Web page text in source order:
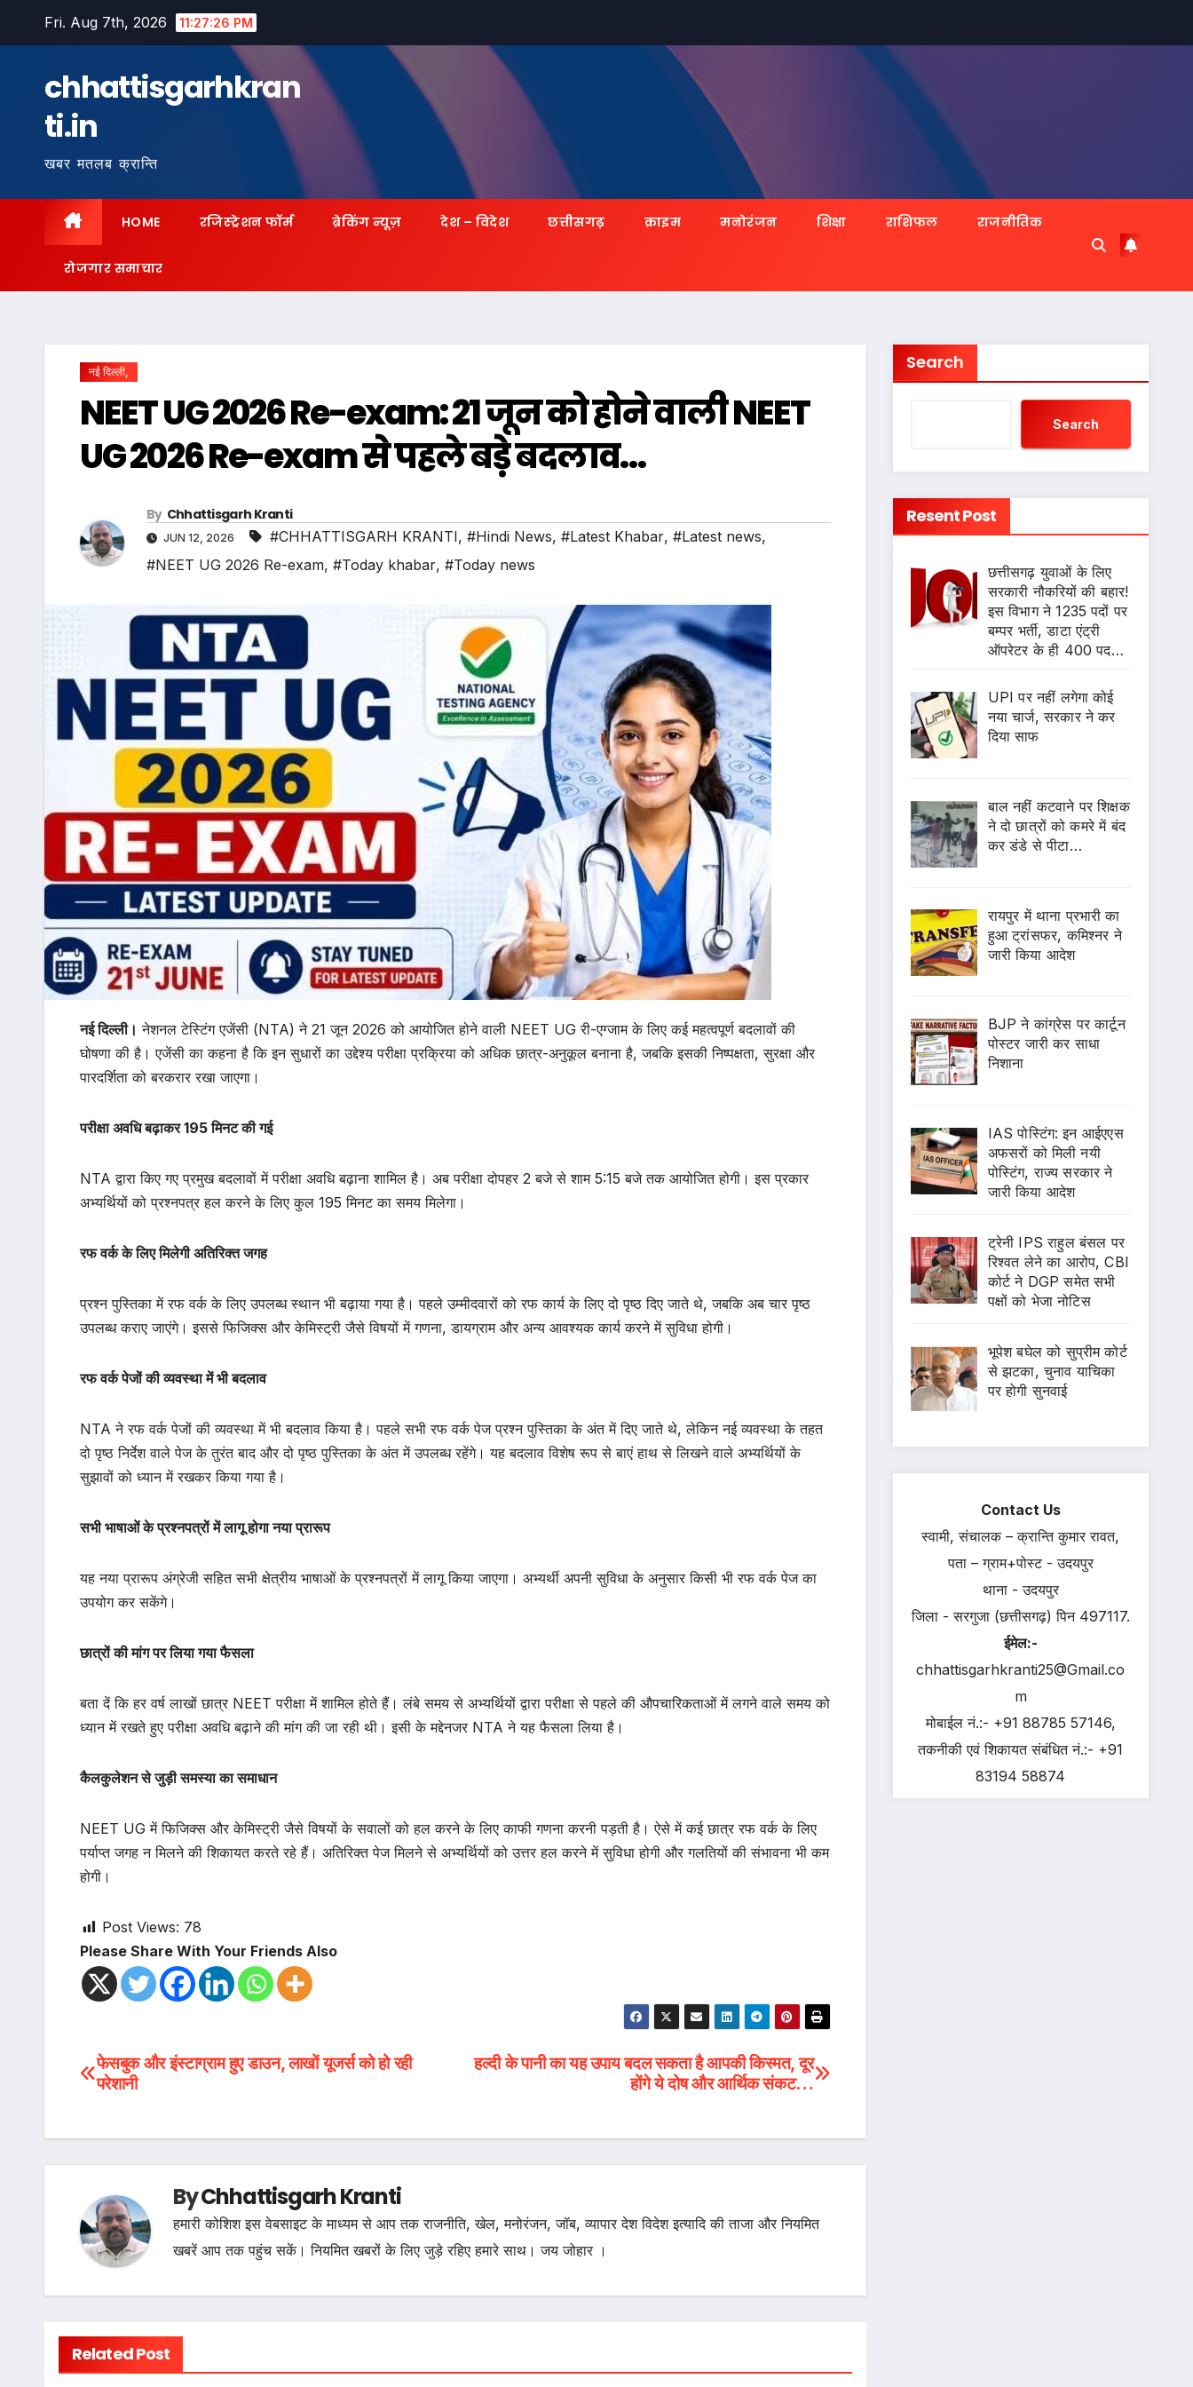
Fri. Aug 7th, 2026 11:27:27 PM
chhattisgarhkran
ti.in
खबर मतलब क्रान्ति
HOME रजिस्ट्रेशन फॉर्म ब्रेकिंग न्यूज़ देश – विदेश छत्तीसगढ़ क्राइम मनोरंजन शिक्षा राशिफल राजनीतिक
रोजगार समाचार
नई दिल्ली,
NEET UG 2026 Re-exam: 21 जून को होने वाली NEET
UG 2026 Re-exam से पहले बड़े बदलाव…
By Chhattisgarh Kranti
JUN 12, 2026 #CHHATTISGARH KRANTI, #Hindi News, #Latest Khabar, #Latest news,
#NEET UG 2026 Re-exam, #Today khabar, #Today news
नई दिल्ली। नेशनल टेस्टिंग एजेंसी (NTA) ने 21 जून 2026 को आयोजित होने वाली NEET UG री-एग्जाम के लिए कई महत्वपूर्ण बदलावों की
घोषणा की है। एजेंसी का कहना है कि इन सुधारों का उद्देश्य परीक्षा प्रक्रिया को अधिक छात्र-अनुकूल बनाना है, जबकि इसकी निष्पक्षता, सुरक्षा और
पारदर्शिता को बरकरार रखा जाएगा।
परीक्षा अवधि बढ़ाकर 195 मिनट की गई
NTA द्वारा किए गए प्रमुख बदलावों में परीक्षा अवधि बढ़ाना शामिल है। अब परीक्षा दोपहर 2 बजे से शाम 5:15 बजे तक आयोजित होगी। इस प्रकार
अभ्यर्थियों को प्रश्नपत्र हल करने के लिए कुल 195 मिनट का समय मिलेगा।
रफ वर्क के लिए मिलेगी अतिरिक्त जगह
प्रश्न पुस्तिका में रफ वर्क के लिए उपलब्ध स्थान भी बढ़ाया गया है। पहले उम्मीदवारों को रफ कार्य के लिए दो पृष्ठ दिए जाते थे, जबकि अब चार पृष्ठ
उपलब्ध कराए जाएंगे। इससे फिजिक्स और केमिस्ट्री जैसे विषयों में गणना, डायग्राम और अन्य आवश्यक कार्य करने में सुविधा होगी।
रफ वर्क पेजों की व्यवस्था में भी बदलाव
NTA ने रफ वर्क पेजों की व्यवस्था में भी बदलाव किया है। पहले सभी रफ वर्क पेज प्रश्न पुस्तिका के अंत में दिए जाते थे, लेकिन नई व्यवस्था के तहत
दो पृष्ठ निर्देश वाले पेज के तुरंत बाद और दो पृष्ठ पुस्तिका के अंत में उपलब्ध रहेंगे। यह बदलाव विशेष रूप से बाएं हाथ से लिखने वाले अभ्यर्थियों के
सुझावों को ध्यान में रखकर किया गया है।
सभी भाषाओं के प्रश्नपत्रों में लागू होगा नया प्रारूप
यह नया प्रारूप अंग्रेजी सहित सभी क्षेत्रीय भाषाओं के प्रश्नपत्रों में लागू किया जाएगा। अभ्यर्थी अपनी सुविधा के अनुसार किसी भी रफ वर्क पेज का
उपयोग कर सकेंगे।
छात्रों की मांग पर लिया गया फैसला
बता दें कि हर वर्ष लाखों छात्र NEET परीक्षा में शामिल होते हैं। लंबे समय से अभ्यर्थियों द्वारा परीक्षा से पहले की औपचारिकताओं में लगने वाले समय को
ध्यान में रखते हुए परीक्षा अवधि बढ़ाने की मांग की जा रही थी। इसी के मद्देनजर NTA ने यह फैसला लिया है।
कैलकुलेशन से जुड़ी समस्या का समाधान
NEET UG में फिजिक्स और केमिस्ट्री जैसे विषयों के सवालों को हल करने के लिए काफी गणना करनी पड़ती है। ऐसे में कई छात्र रफ वर्क के लिए
पर्याप्त जगह न मिलने की शिकायत करते रहे हैं। अतिरिक्त पेज मिलने से अभ्यर्थियों को उत्तर हल करने में सुविधा होगी और गलतियों की संभावना भी कम
होगी।
Post Views: 78
Please Share With Your Friends Also
Post
हल्दी के पानी का यह उपाय बदल सकता है आपकी किस्मत, दूर
होंगे ये दोष और आर्थिक संकट…
फेसबुक और इंस्टाग्राम हुए डाउन, लाखों यूजर्स को हो रही
परेशानी
ByChhattisgarh Kranti
हमारी कोशिश इस वेबसाइट के माध्यम से आप तक राजनीति, खेल, मनोरंजन, जॉब, व्यापार देश विदेश इत्यादि की ताजा और नियमित
खबरें आप तक पहुंच सकें। नियमित खबरों के लिए जुड़े रहिए हमारे साथ। जय जोहार ।
Related Post
Search
Search
Resent Post
छत्तीसगढ़ युवाओं के लिए
सरकारी नौकरियों की बहार!
इस विभाग ने 1235 पदों पर
बम्पर भर्ती, डाटा एंट्री
ऑपरेटर के ही 400 पद…
UPI पर नहीं लगेगा कोई
नया चार्ज, सरकार ने कर
दिया साफ
बाल नहीं कटवाने पर शिक्षक
ने दो छात्रों को कमरे में बंद
कर डंडे से पीटा…
रायपुर में थाना प्रभारी का
हुआ ट्रांसफर, कमिश्नर ने
जारी किया आदेश
BJP ने कांग्रेस पर कार्टून
पोस्टर जारी कर साधा
निशाना
IAS पोस्टिंग: इन आईएएस
अफसरों को मिली नयी
पोस्टिंग, राज्य सरकार ने
जारी किया आदेश
ट्रेनी IPS राहुल बंसल पर
रिश्वत लेने का आरोप, CBI
कोर्ट ने DGP समेत सभी
पक्षों को भेजा नोटिस
भूपेश बघेल को सुप्रीम कोर्ट
से झटका, चुनाव याचिका
पर होगी सुनवाई
Contact Us
स्वामी, संचालक – क्रान्ति कुमार रावत,
पता – ग्राम+पोस्ट - उदयपुर
थाना - उदयपुर
जिला - सरगुजा (छत्तीसगढ़) पिन 497117.
ईमेल:-
chhattisgarhkranti25@Gmail.co
m
मोबाईल नं.:- +91 88785 57146,
तकनीकी एवं शिकायत संबंधित नं.:- +91
83194 58874